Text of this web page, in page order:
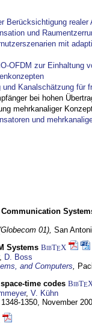
Berücksichtigung realer
und
mit
OFDM zur Einhaltung
Kanalschätzung für
bei hohen
mehrkanaliger
und
01), San
Systems BibTEX
, D. Boss
and Computers,
time codes BibTE
, V. Kühn
1350, November